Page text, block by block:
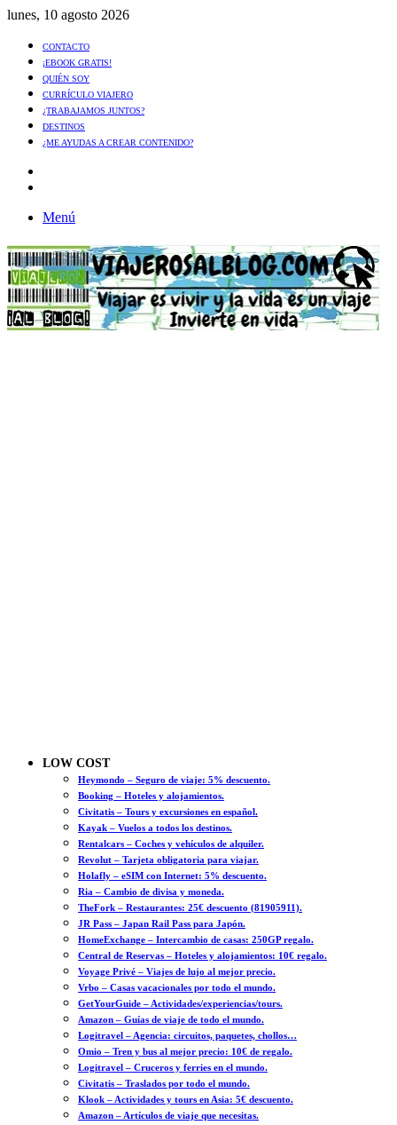
lunes, 10 agosto 2026
CONTACTO
¡EBOOK GRATIS!
QUIÉN SOY
CURRÍCULO VIAJERO
¿TRABAJAMOS JUNTOS?
DESTINOS
¿ME AYUDAS A CREAR CONTENIDO?
Menú
LOW COST
Heymondo – Seguro de viaje: 5% descuento.
Booking – Hoteles y alojamientos.
Civitatis – Tours y excursiones en español.
Kayak – Vuelos a todos los destinos.
Rentalcars – Coches y vehículos de alquiler.
Revolut – Tarjeta obligatoria para viajar.
Holafly – eSIM con Internet: 5% descuento.
Ria – Cambio de divisa y moneda.
TheFork – Restaurantes: 25€ descuento (81905911).
JR Pass – Japan Rail Pass para Japón.
HomeExchange – Intercambio de casas: 250GP regalo.
Central de Reservas – Hoteles y alojamientos: 10€ regalo.
Voyage Privé – Viajes de lujo al mejor precio.
Vrbo – Casas vacacionales por todo el mundo.
GetYourGuide – Actividades/experiencias/tours.
Amazon – Guías de viaje de todo el mundo.
Logitravel – Agencia: circuitos, paquetes, chollos…
Omio – Tren y bus al mejor precio: 10€ de regalo.
Logitravel – Cruceros y ferries en el mundo.
Civitatis – Traslados por todo el mundo.
Klook – Actividades y tours en Asia: 5€ descuento.
Amazon – Artículos de viaje que necesitas.